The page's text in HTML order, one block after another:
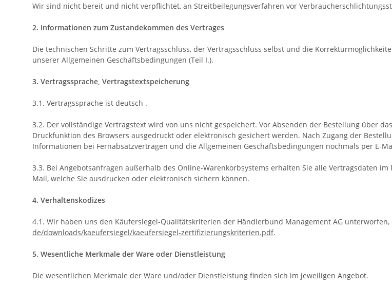
Wir sind nicht bereit und nicht verpflichtet, an Streitbeilegungsverfahren vor
2. Informationen zum Zustandekommen des Vertrages
Die technischen Schritte zum Vertragsschluss, der Vertragsschluss selbst und die
unserer Allgemeinen Geschäftsbedingungen (Teil I.).
3. Vertragssprache, Vertragstextspeicherung
3.1. Vertragssprache ist deutsch .
3.2. Der vollständige Vertragstext wird von uns nicht gespeichert. Vor Absenden der Bestellung über
Druckfunktion des Browsers ausgedruckt oder elektronisch gesichert werden. Nach Zugang der
Informationen bei Fernabsatzverträgen und die Allgemeinen Geschäftsbedingungen nochmals per E-
3.3. Bei Angebotsanfragen außerhalb des Online-Warenkorbsystems erhalten Sie alle Vertragsdaten
Mail, welche Sie ausdrucken oder elektronisch sichern können.
4. Verhaltenskodizes
4.1. Wir haben uns den Käufersiegel-Qualitätskriterien der Händlerbund Management AG
de/downloads/kaeufersiegel/kaeufersiegel-zertifizierungskriterien.pdf.
5. Wesentliche Merkmale der Ware oder Dienstleistung
Die wesentlichen Merkmale der Ware und/oder Dienstleistung finden sich im jeweiligen Angebot.